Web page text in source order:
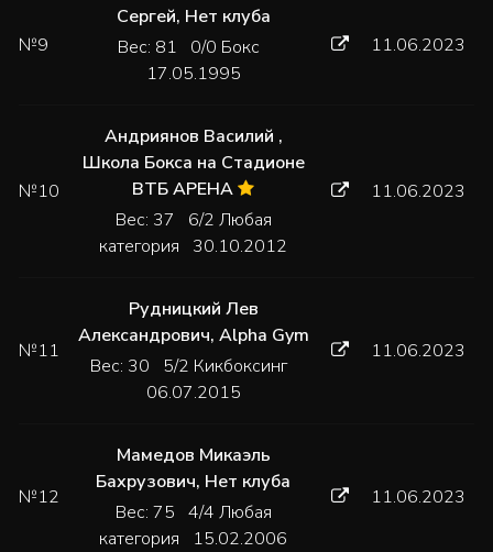
№9
Сергей, Нет клуба
Вес: 81 0/0 Бокс
17.05.1995
11.06.2023
№10
Андриянов Василий ,
Школа Бокса на Стадионе
ВТБ АРЕНА
Вес: 37 6/2 Любая
категория 30.10.2012
11.06.2023
№11
Рудницкий Лев
Александрович, Alpha Gym
Вес: 30 5/2 Кикбоксинг
06.07.2015
11.06.2023
№12
Мамедов Микаэль
Бахрузович, Нет клуба
Вес: 75 4/4 Любая
категория 15.02.2006
11.06.2023